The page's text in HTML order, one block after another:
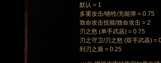
默认 = 1
多重攻击/牺牲/充能弹 = 0.75
致命攻击技能/致命攻击 = 2
刃之怒 (单手武器) = 0.75
刃之守卫/刃之怒 (双手武器) =
到刃之盾 = 0.25